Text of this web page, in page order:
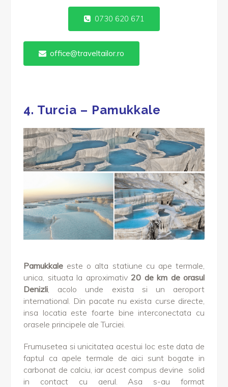
0730 620 671
office@traveltailor.ro
4. Turcia – Pamukkale
Pamukkale este o alta statiune cu ape termale,
unica, situata la aproximativ 20 de km de orasul
Denizli , acolo unde exista si un aeroport
international. Din pacate nu exista curse directe,
insa locatia este foarte bine interconectata cu
orasele principele ale Turciei.
Frumusetea si unicitatea acestui loc este data de
faptul ca apele termale de aici sunt bogate in
carbonat de calciu, iar acest compus devine solid
in contact cu aerul. Asa s-au format